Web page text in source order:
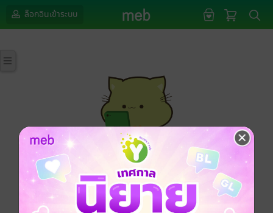
ล็อกอินเข้าระบบ
กรุณาเข้าสู่ระบบก่อนดำเนินรายการด้วยค่ะ
ล็อกอินเข้าระบบ